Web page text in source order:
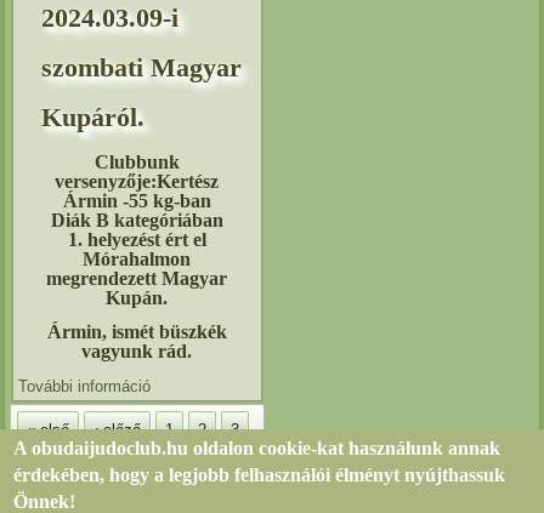
2024.03.09-i
szombati Magyar
Kupáról.
Clubbunk
versenyzője:Kertész
Ármin -55 kg-ban
Diák B kategóriában
1. helyezést ért el
Mórahalmon
megrendezett Magyar
Kupán.
Ármin, ismét büszkék
vagyunk rád.
További információ
tartalommal kapcsolatosan
Oldalak
« első ‹ előző 1 2 3
5 9 …
következő ›
A obudaijudoclub.hu oldalon cookie-kat használunk annak
érdekében, hogy a legjobb felhasználói élményt nyújthassuk
Önnek!